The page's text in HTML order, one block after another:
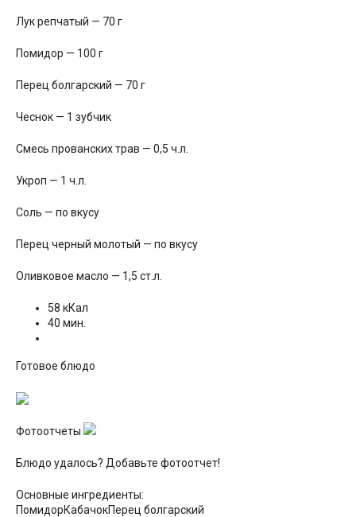
Лук репчатый — 70 г
Помидор — 100 г
Перец болгарский — 70 г
Чеснок — 1 зубчик
Смесь прованских трав — 0,5 ч.л.
Укроп — 1 ч.л.
Соль — по вкусу
Перец черный молотый — по вкусу
Оливковое масло — 1,5 ст.л.
58 кКал
40 мин.
Готовое блюдо
Фотоотчеты
Блюдо удалось? Добавьте фотоотчет!
Основные ингредиенты:
ПомидорКабачокПерец болгарский